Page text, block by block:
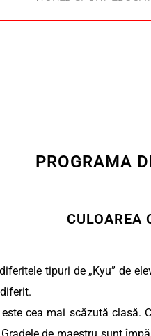
PROGRAMA
CULOAREA
tipuri de „Kyu” de
cea mai scăzută